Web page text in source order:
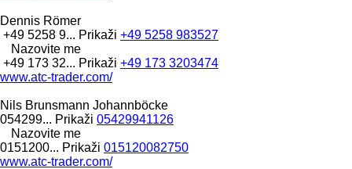
Dennis Römer
+49 5258 9... Prikaži +49 5258 983527
Nazovite me
+49 173 32... Prikaži +49 173 3203474
www.atc-trader.com/
Nils Brunsmann Johannböcke
054299... Prikaži 05429941126
Nazovite me
0151200... Prikaži 015120082750
www.atc-trader.com/